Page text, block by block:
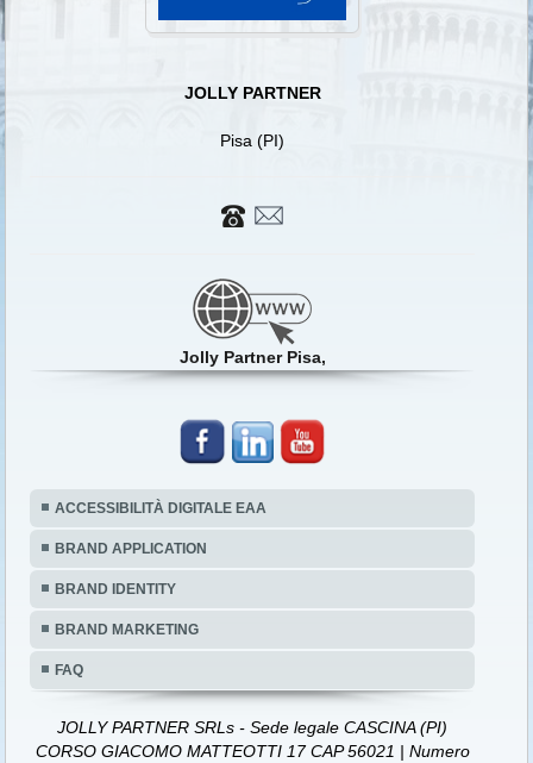
JOLLY PARTNER
Pisa (PI)
Jolly Partner Pisa,
ACCESSIBILITÀ DIGITALE EAA
BRAND APPLICATION
BRAND IDENTITY
BRAND MARKETING
FAQ
JOLLY PARTNER SRLs - Sede legale CASCINA (PI)
CORSO GIACOMO MATTEOTTI 17 CAP 56021 | Numero